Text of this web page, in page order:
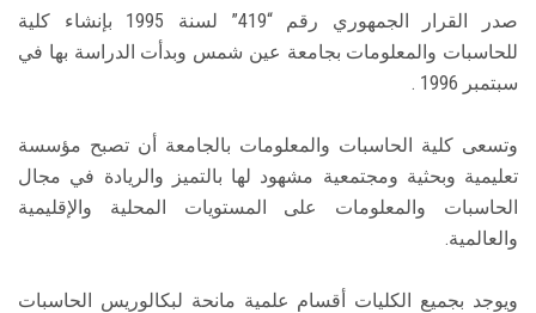
الزائـرون
صدر القرار الجمهوري رقم “419” لسنة 1995 بإنشاء كلية
للحاسبات والمعلومات بجامعة عين شمس وبدأت الدراسة بها في
سبتمبر 1996 .
وتسعى كلية الحاسبات والمعلومات بالجامعة أن تصبح مؤسسة
تعليمية وبحثية ومجتمعية مشهود لها بالتميز والريادة في مجال
الحاسبات والمعلومات على المستويات المحلية والإقليمية
والعالمية.
ويوجد بجميع الكليات أقسام علمية مانحة لبكالوريس الحاسبات